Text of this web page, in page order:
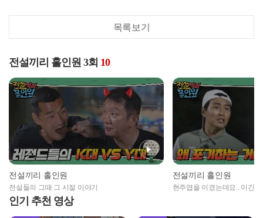
목록보기
전설끼리 홀인원 3회 10
전설끼리 홀인원
전설들의 그때 그 시절 이야기
전설끼리 홀인원
현주엽을 이겼는데요.. 이긴
인기 추천 영상